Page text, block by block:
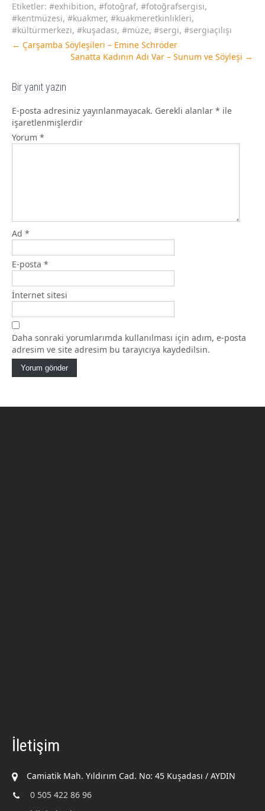
Etiketler: #exhibition, #fotoğraf, #fotoğrafsergisi,
#kentmüzesi, #kuakmer, #kuakmeretkinlikleri,
#kültürmerkezi, #kuşadası, #müze, #sergi, #sergiaçılışı
← Çarşamba Söyleşileri – Emine Schröder
Sanatta Kadının Adı Var – Sunum ve Söyleşi →
Bir yanıt yazın
E-posta adresiniz yayınlanmayacak. Gerekli alanlar * ile
işaretlenmişlerdir
Yorum *
Ad *
E-posta *
İnternet sitesi
Daha sonraki yorumlarımda kullanılması için adım, e-posta
adresim ve site adresim bu tarayıcıya kaydedilsin.
İletişim
Camiatik Mah. Yıldırım Cad. No: 45 Kuşadası / AYDIN
0 505 422 86 96